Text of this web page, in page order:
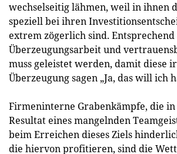
wechselseitig lähmen, weil in ihnen
speziell bei ihren
extrem zögerlich sind.
Überzeugungsarbeit und
muss geleistet werden, damit diese
Überzeugung sagen „Ja, das will ich
Firmeninterne Grabenkämpfe, die in
Resultat eines mangelnden
beim Erreichen dieses Ziels
die hiervon profitieren, sind die